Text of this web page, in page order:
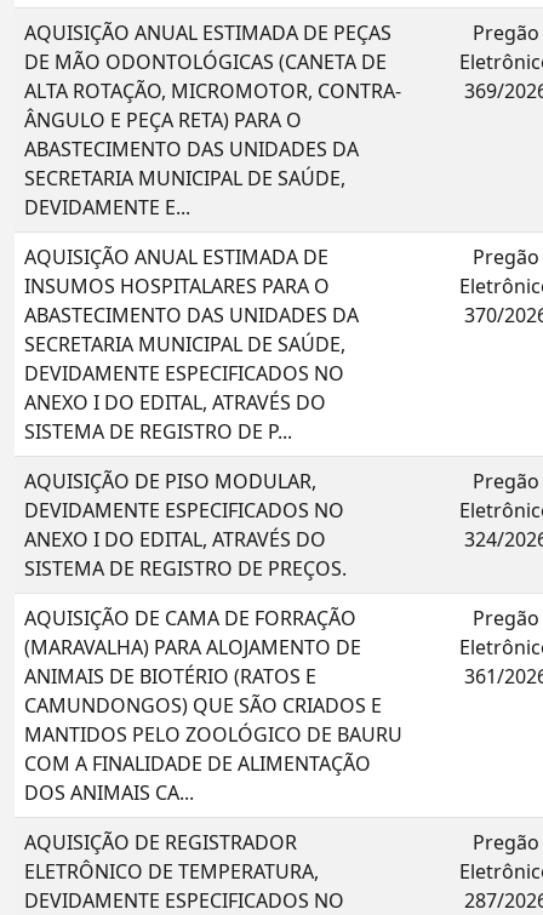
AQUISIÇÃO ANUAL ESTIMADA DE PEÇAS
DE MÃO ODONTOLÓGICAS (CANETA DE
ALTA ROTAÇÃO, MICROMOTOR, CONTRA-
ÂNGULO E PEÇA RETA) PARA O
ABASTECIMENTO DAS UNIDADES DA
SECRETARIA MUNICIPAL DE SAÚDE,
DEVIDAMENTE E...
Pregão
369/
AQUISIÇÃO ANUAL ESTIMADA DE
INSUMOS HOSPITALARES PARA O
ABASTECIMENTO DAS UNIDADES DA
SECRETARIA MUNICIPAL DE SAÚDE,
DEVIDAMENTE ESPECIFICADOS NO
ANEXO I DO EDITAL, ATRAVÉS DO
SISTEMA DE REGISTRO DE P...
Pregão
370/
AQUISIÇÃO DE PISO MODULAR,
DEVIDAMENTE ESPECIFICADOS NO
ANEXO I DO EDITAL, ATRAVÉS DO
SISTEMA DE REGISTRO DE PREÇOS.
Pregão
324/
AQUISIÇÃO DE CAMA DE FORRAÇÃO
(MARAVALHA) PARA ALOJAMENTO DE
ANIMAIS DE BIOTÉRIO (RATOS E
CAMUNDONGOS) QUE SÃO CRIADOS E
MANTIDOS PELO ZOOLÓGICO DE BAURU
COM A FINALIDADE DE ALIMENTAÇÃO
DOS ANIMAIS CA...
Pregão
361/
AQUISIÇÃO DE REGISTRADOR
ELETRÔNICO DE TEMPERATURA,
DEVIDAMENTE ESPECIFICADOS NO
Pregão
287/